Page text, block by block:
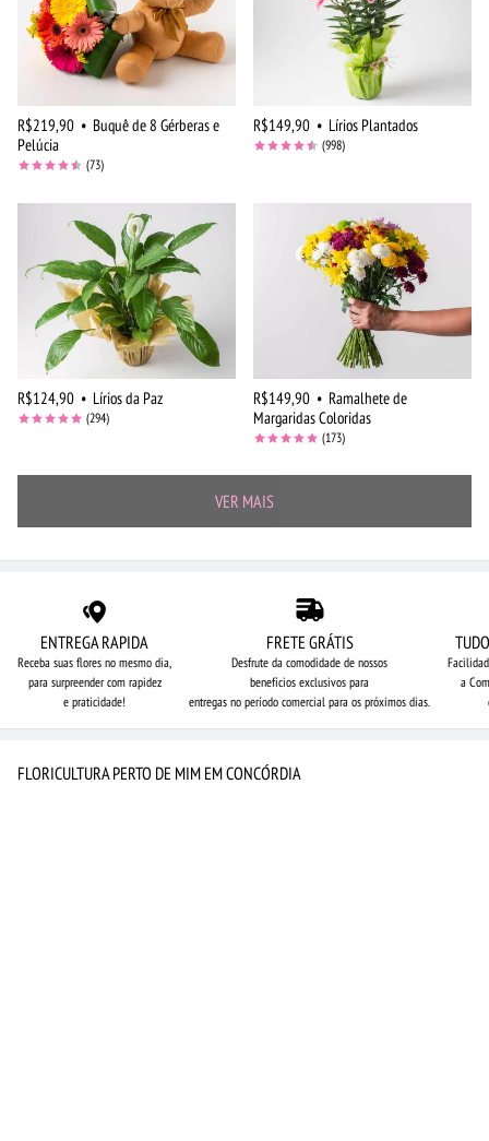
R$219,90 • Buquê de 8 Gérberas e
Pelúcia
(73)
R$149,90 • Lírios Plantados
(998)
R$124,90 • Lírios da Paz
(294)
R$149,90 • Ramalhete de
Margaridas Coloridas
(173)
VER MAIS
ENTREGA RAPIDA
Receba suas flores no mesmo dia,
para surpreender com rapidez
e praticidade!
FRETE GRÁTIS
Desfrute da comodidade de nossos
benefícios exclusivos para
entregas no período comercial para os próximos dias.
a
FLORICULTURA PERTO DE MIM EM CONCÓRDIA